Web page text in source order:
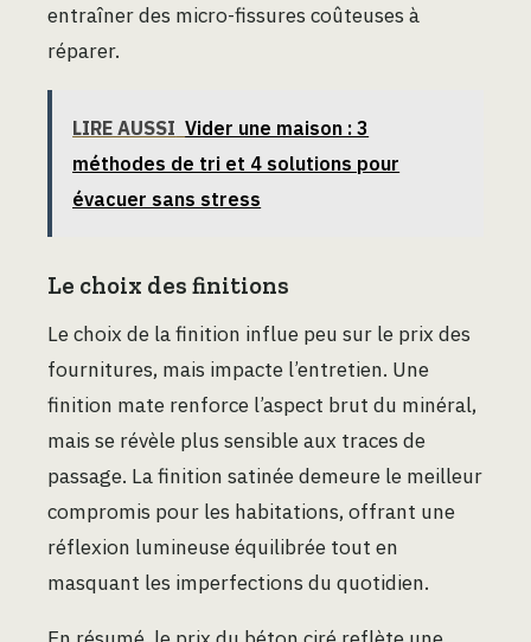
entraîner des micro-fissures coûteuses à
réparer.
LIRE AUSSI Vider une maison : 3
méthodes de tri et 4 solutions pour
évacuer sans stress
Le choix des finitions
Le choix de la finition influe peu sur le prix des
fournitures, mais impacte l’entretien. Une
finition mate renforce l’aspect brut du minéral,
mais se révèle plus sensible aux traces de
passage. La finition satinée demeure le meilleur
compromis pour les habitations, offrant une
réflexion lumineuse équilibrée tout en
masquant les imperfections du quotidien.